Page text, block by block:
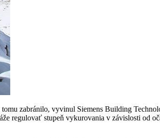
zabránilo, vyvinul Siemens Building
regulovať stupeň vykurovania v závislosti od